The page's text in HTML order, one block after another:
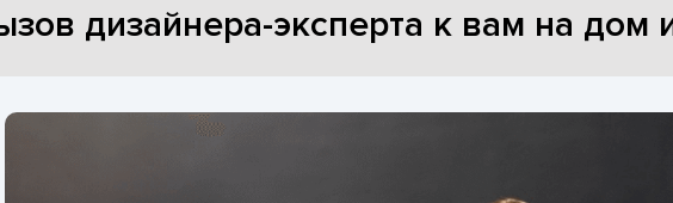
дизайнера-эксперта к вам на дом